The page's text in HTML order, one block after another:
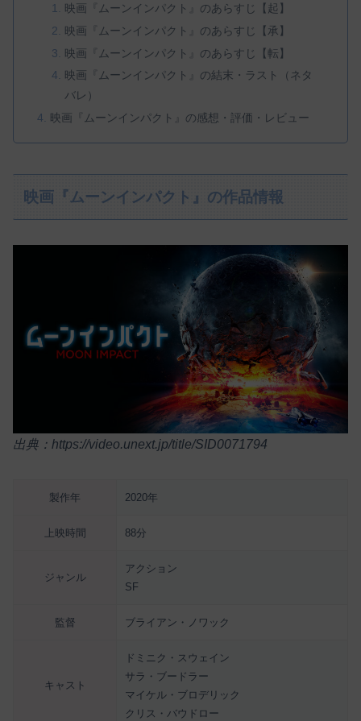
映画『ムーンインパクト』のあらすじ【起】
映画『ムーンインパクト』のあらすじ【承】
映画『ムーンインパクト』のあらすじ【転】
映画『ムーンインパクト』の結末・ラスト（ネタ
バレ）
映画『ムーンインパクト』の感想・評価・レビュー
映画『ムーンインパクト』の作品情報
出典：https://video.unext.jp/title/SID0071794
製作年 2020年
上映時間 88分
ジャンル
アクション
SF
監督 ブライアン・ノワック
キャスト
ドミニク・スウェイン
サラ・ブードラー
マイケル・ブロデリック
クリス・バウドロー